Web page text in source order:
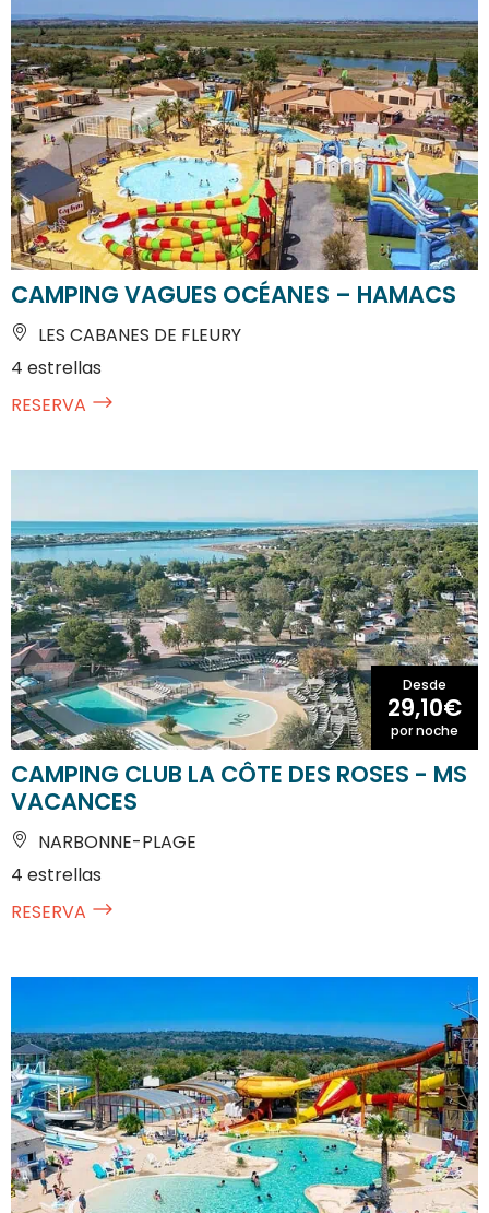
CAMPING VAGUES OCÉANES – HAMACS
LES CABANES DE FLEURY
4 estrellas
RESERVA
Desde
29,10€
por noche
CAMPING CLUB LA CÔTE DES ROSES - MS
VACANCES
NARBONNE-PLAGE
4 estrellas
RESERVA